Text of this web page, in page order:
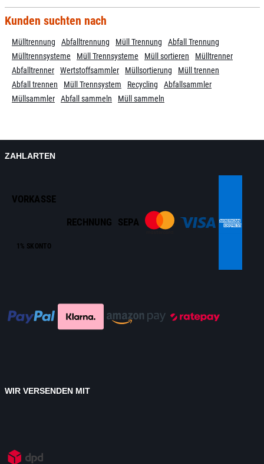
Kunden suchten nach
Mülltrennung Abfalltrennung Müll Trennung
Abfall Trennung
Mülltrennsysteme
Müll Trennsysteme Müll sortieren
Mülltrenner
Abfalltrenner
Wertstoffsammler Müllsortierung
Müll trennen
Abfall trennen
Müll Trennsystem Recycling
Abfallsammler
Müllsammler
Abfall sammeln Müll sammeln
ZAHLARTEN
VORKASSE
1% SKONTO
RECHNUNG SEPA
WIR VERSENDEN MIT